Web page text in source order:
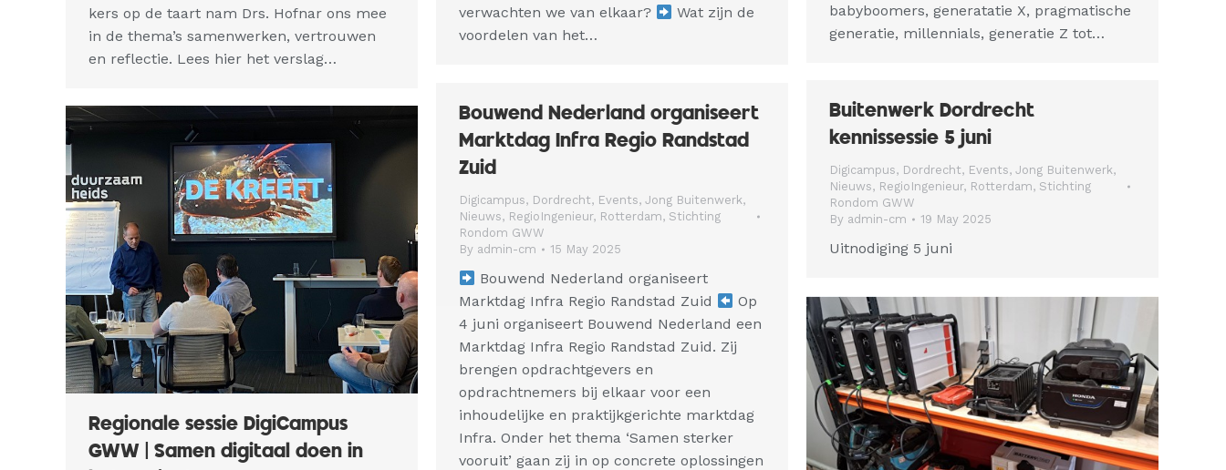
kers op de taart nam Drs. Hofnar ons mee
in de thema’s samenwerken, vertrouwen
en reflectie. Lees hier het verslag…
babyboomers, generatatie X, pragmatische
generatie, millennials, generatie Z tot…
verwachten we van elkaar?
Wat zijn de
voordelen van het…
Buitenwerk Dordrecht
kennissessie 5 juni
Digicampus, Dordrecht, Events, Jong Buitenwerk,
Nieuws, RegioIngenieur, Rotterdam, Stichting
Rondom GWW
By admin-cm 19 May 2025
Uitnodiging 5 juni
Bouwend Nederland organiseert
Marktdag Infra Regio Randstad
Zuid
Digicampus, Dordrecht, Events, Jong Buitenwerk,
Nieuws, RegioIngenieur, Rotterdam, Stichting
Rondom GWW
By admin-cm 15 May 2025
Bouwend Nederland organiseert
Marktdag Infra Regio Randstad Zuid
Op
4 juni organiseert Bouwend Nederland een
Marktdag Infra Regio Randstad Zuid. Zij
brengen opdrachtgevers en
opdrachtnemers bij elkaar voor een
inhoudelijke en praktijkgerichte marktdag
Infra. Onder het thema ‘Samen sterker
vooruit’ gaan zij in op concrete oplossingen
Regionale sessie DigiCampus
GWW | Samen digitaal doen in